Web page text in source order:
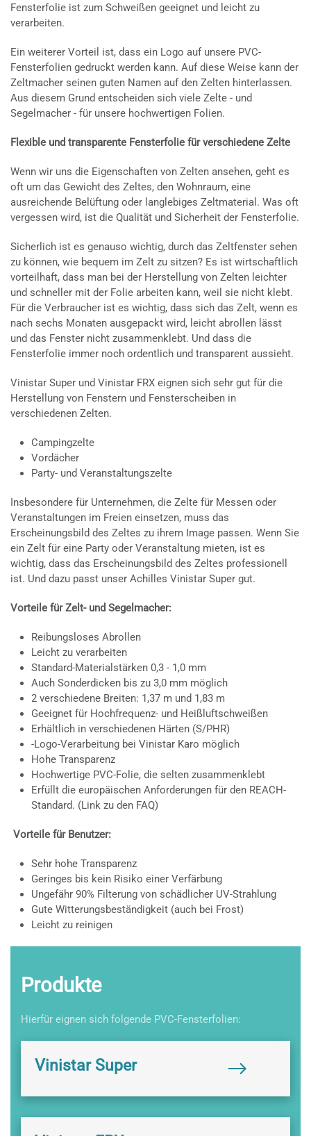
Fensterfolie ist zum Schweißen geeignet und leicht zu
verarbeiten.
Ein weiterer Vorteil ist, dass ein Logo auf unsere PVC-
Fensterfolien gedruckt werden kann. Auf diese Weise kann der
Zeltmacher seinen guten Namen auf den Zelten hinterlassen.
Aus diesem Grund entscheiden sich viele Zelte - und
Segelmacher - für unsere hochwertigen Folien.
Flexible und transparente Fensterfolie für verschiedene Zelte
Wenn wir uns die Eigenschaften von Zelten ansehen, geht es
oft um das Gewicht des Zeltes, den Wohnraum, eine
ausreichende Belüftung oder langlebiges Zeltmaterial. Was oft
vergessen wird, ist die Qualität und Sicherheit der Fensterfolie.
Sicherlich ist es genauso wichtig, durch das Zeltfenster sehen
zu können, wie bequem im Zelt zu sitzen? Es ist wirtschaftlich
vorteilhaft, dass man bei der Herstellung von Zelten leichter
und schneller mit der Folie arbeiten kann, weil sie nicht klebt.
Für die Verbraucher ist es wichtig, dass sich das Zelt, wenn es
nach sechs Monaten ausgepackt wird, leicht abrollen lässt
und das Fenster nicht zusammenklebt. Und dass die
Fensterfolie immer noch ordentlich und transparent aussieht.
Vinistar Super und Vinistar FRX eignen sich sehr gut für die
Herstellung von Fenstern und Fensterscheiben in
verschiedenen Zelten.
Campingzelte
Vordächer
Party- und Veranstaltungszelte
Insbesondere für Unternehmen, die Zelte für Messen oder
Veranstaltungen im Freien einsetzen, muss das
Erscheinungsbild des Zeltes zu ihrem Image passen. Wenn Sie
ein Zelt für eine Party oder Veranstaltung mieten, ist es
wichtig, dass das Erscheinungsbild des Zeltes professionell
ist. Und dazu passt unser Achilles Vinistar Super gut.
Vorteile für Zelt- und Segelmacher:
Reibungsloses Abrollen
Leicht zu verarbeiten
Standard-Materialstärken 0,3 - 1,0 mm
Auch Sonderdicken bis zu 3,0 mm möglich
2 verschiedene Breiten: 1,37 m und 1,83 m
Geeignet für Hochfrequenz- und Heißluftschweißen
Erhältlich in verschiedenen Härten (S/PHR)
-Logo-Verarbeitung bei Vinistar Karo möglich
Hohe Transparenz
Hochwertige PVC-Folie, die selten zusammenklebt
Erfüllt die europäischen Anforderungen für den REACH-
Standard. (Link zu den FAQ)
Vorteile für Benutzer:
Sehr hohe Transparenz
Geringes bis kein Risiko einer Verfärbung
Ungefähr 90% Filterung von schädlicher UV-Strahlung
Gute Witterungsbeständigkeit (auch bei Frost)
Leicht zu reinigen
Produkte
Hierfür eignen sich folgende PVC-Fensterfolien:
Vinistar Super